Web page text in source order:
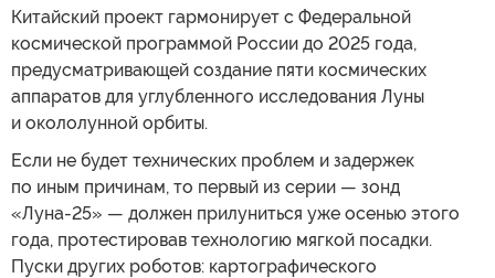
Китайский проект гармонирует с Федеральной
космической программой России до 2025 года,
предусматривающей создание пяти космических
аппаратов для углубленного исследования Луны
и окололунной орбиты.
Если не будет технических проблем и задержек
по иным причинам, то первый из серии — зонд
«Луна-25» — должен прилуниться уже осенью этого
года, протестировав технологию мягкой посадки.
Пуски других роботов: картографического